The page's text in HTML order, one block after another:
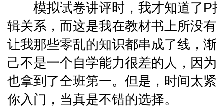
模拟试卷讲评时，我才知道了P
辑关系，而这是我在教材书上所没
让我那些零乱的知识都串成了线，
己不是一个自学能力很差的人，因
也拿到了全班第一。但是，时间太
你入门，当真是不错的选择。